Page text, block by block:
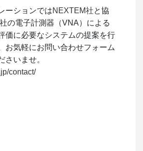
ーションではNEXTEM社と協
の電子計測器（VNA）による
価に必要なシステムの提案を行
お気軽にお問い合わせフォーム
さいませ。
contact/